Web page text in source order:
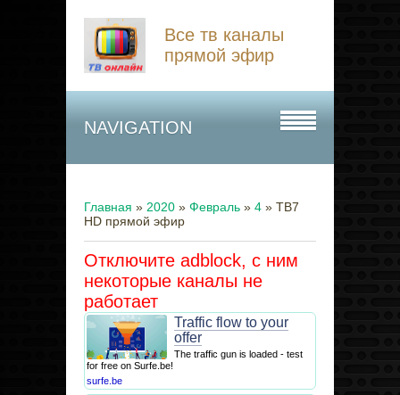
Все тв каналы
прямой эфир
NAVIGATION
Главная » 2020 » Февраль » 4 » ТВ7
HD прямой эфир
Отключите adblock, с ним
некоторые каналы не
работает
Traffic flow to your
offer
The traffic gun is loaded - test
for free on Surfe.be!
surfe.be